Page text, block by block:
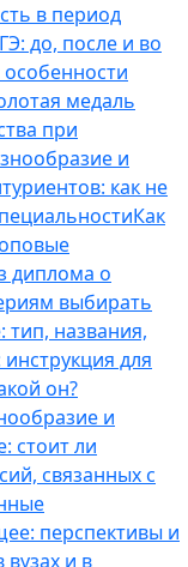
в период
до, после и во
особенности
медаль
при
и
как не
Как
диплома о
выбирать
тип, названия,
для
он?
и
стоит ли
связанных с
перспективы и
и в